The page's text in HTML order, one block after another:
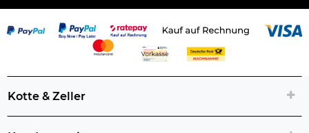
Kotte & Zeller